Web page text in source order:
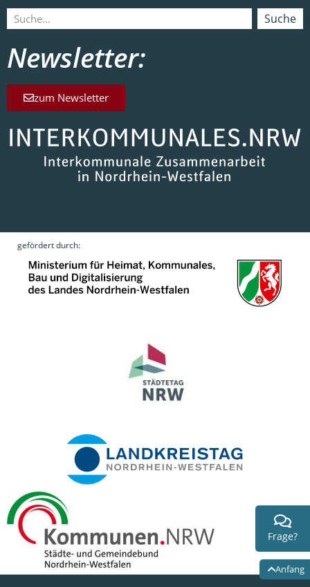
Suche
Newsletter:
zum Newsletter
gefördert durch:
Frage?
Anfang